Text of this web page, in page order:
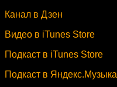
Канал в Дзен
Видео в iTunes Store
Подкаст в iTunes Store
Подкаст в Яндекс.Музыка